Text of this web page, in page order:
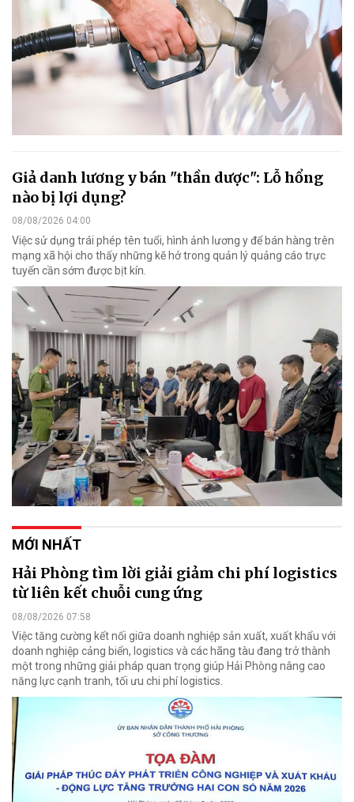
Giả danh lương y bán "thần dược": Lỗ hổng
nào bị lợi dụng?
08/08/2026 04:00
Việc sử dụng trái phép tên tuổi, hình ảnh lương y để bán hàng trên
mạng xã hội cho thấy những kẽ hở trong quản lý quảng cáo trực
tuyến cần sớm được bịt kín.
MỚI NHẤT
Hải Phòng tìm lời giải giảm chi phí logistics
từ liên kết chuỗi cung ứng
08/08/2026 07:58
Việc tăng cường kết nối giữa doanh nghiệp sản xuất, xuất khẩu với
doanh nghiệp cảng biển, logistics và các hãng tàu đang trở thành
một trong những giải pháp quan trọng giúp Hải Phòng nâng cao
năng lực cạnh tranh, tối ưu chi phí logistics.